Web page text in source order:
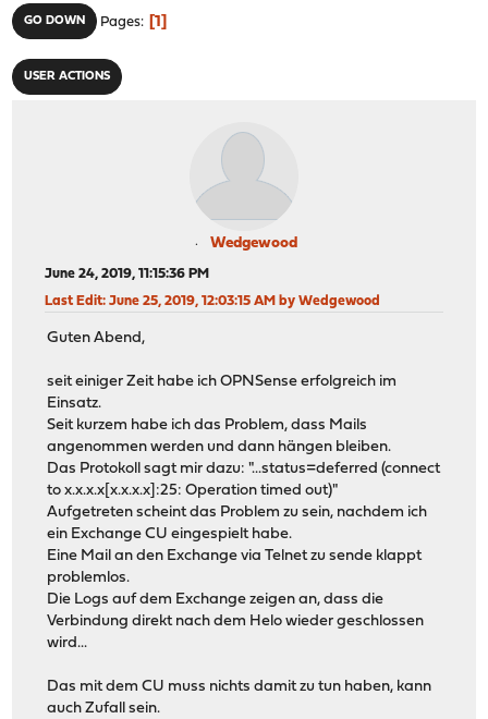
GO DOWN Pages 1
USER ACTIONS
Wedgewood
June 24, 2019, 11:15:36 PM
Last Edit: June 25, 2019, 12:03:15 AM by Wedgewood
Guten Abend,
seit einiger Zeit habe ich OPNSense erfolgreich im
Einsatz.
Seit kurzem habe ich das Problem, dass Mails
angenommen werden und dann hängen bleiben.
Das Protokoll sagt mir dazu: "...status=deferred (connect
to x.x.x.x[x.x.x.x]:25: Operation timed out)"
Aufgetreten scheint das Problem zu sein, nachdem ich
ein Exchange CU eingespielt habe.
Eine Mail an den Exchange via Telnet zu sende klappt
problemlos.
Die Logs auf dem Exchange zeigen an, dass die
Verbindung direkt nach dem Helo wieder geschlossen
wird...
Das mit dem CU muss nichts damit zu tun haben, kann
auch Zufall sein.